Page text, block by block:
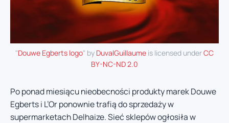
"Douwe Egberts logo" by DuvalGuillaume is licensed underCC
BY-NC-ND 2.0
Po ponad miesiącu nieobecności produkty marek Douwe
Egberts i L’Or ponownie trafią do sprzedaży w
supermarketach Delhaize. Sieć sklepów ogłosiła w